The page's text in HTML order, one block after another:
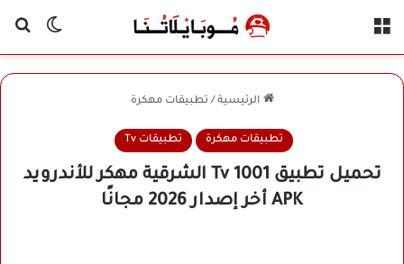
الوضع
الرئيسية / تطبيقات مهكرة
تطبيقات مهكرة تطبيقات Tv
تحميل تطبيق 1001 Tv الشرقية مهكر للأندرويد
APK أخر إصدار 2026 مجانًا